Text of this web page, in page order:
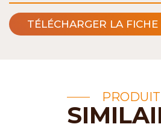
TÉLÉCHARGER LA